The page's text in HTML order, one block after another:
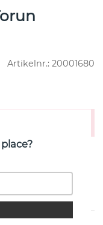
Artikelnr.: 20001680